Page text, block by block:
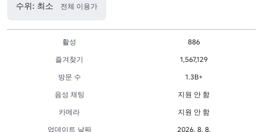
수위: 최소 전체 이용가
활성
886
즐겨찾기
1,567,129
방문 수
1.3B+
음성 채팅
지원 안 함
카메라
지원 안 함
업데이트 날짜
2026. 8. 8.